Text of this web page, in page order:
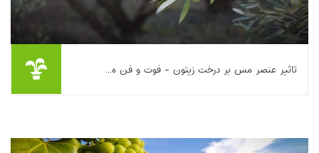
در این مقاله نقش عنصر مس در مدیریت تغذیه و حفاظت گیاه‌پزشکی
تاثیر عنصر مس بر درخت زیتون - فوت و فن ه...